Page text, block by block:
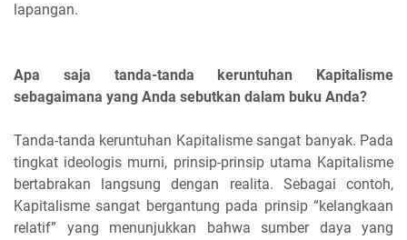
lapangan.
Apa saja tanda-tanda keruntuhan Kapitalisme
sebagaimana yang Anda sebutkan dalam buku Anda?
Tanda-tanda keruntuhan Kapitalisme sangat banyak. Pada
tingkat ideologis murni, prinsip-prinsip utama Kapitalisme
bertabrakan langsung dengan realita. Sebagai contoh,
Kapitalisme sangat bergantung pada prinsip “kelangkaan
relatif” yang menunjukkan bahwa sumber daya yang